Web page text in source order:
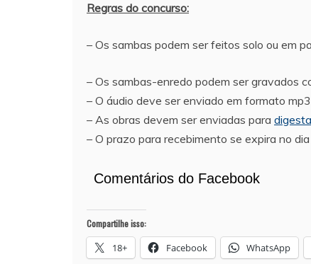
Regras do concurso:
– Os sambas podem ser feitos solo ou em
– Os sambas-enredo podem ser gravados
– O áudio deve ser enviado em formato
– As obras devem ser enviadas para
– O prazo para recebimento se expira no
Comentários do Facebook
Compartilhe isso:
18+ Facebook WhatsApp